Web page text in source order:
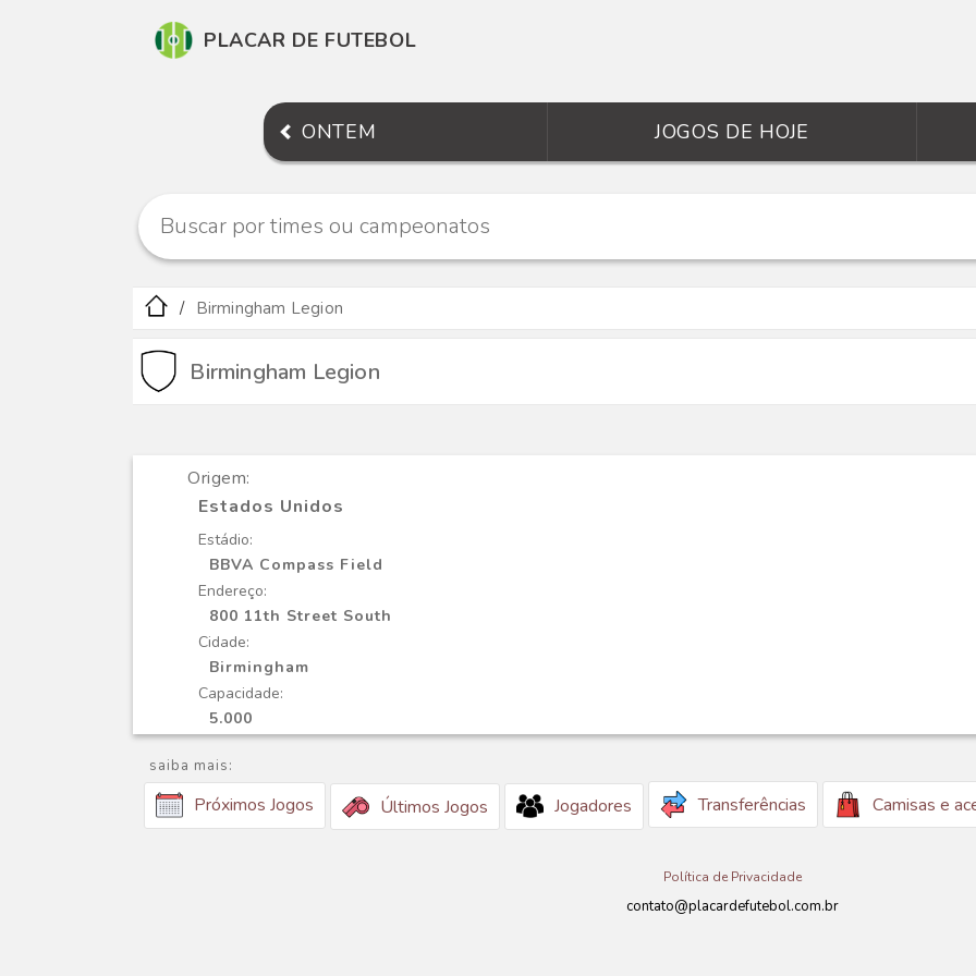
PLACAR DE FUTEBOL
ONTEM JOGOS DE HOJE
Birmingham Legion
Birmingham Legion
Origem:
Estados Unidos
Estádio:
BBVA Compass Field
Endereço:
800 11th Street South
Cidade:
Birmingham
Capacidade:
5.000
saiba mais:
Próximos Jogos Últimos Jogos Jogadores Transferências Camisas e
Política de Privacidade
contato@placardefutebol.com.br